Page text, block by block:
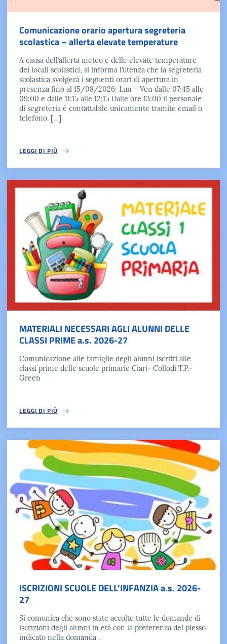
Comunicazione orario apertura segreteria
scolastica – allerta elevate temperature
A causa dell’allerta meteo e delle elevate temperature
dei locali scolastici, si informa l’utenza che la segreteria
scolastica svolgerà i seguenti orari di apertura in
presenza fino al 15/08/2026: Lun – Ven dalle 07:45 alle
09:00 e dalle 11:15 alle 12:15 Dalle ore 13:00 il personale
di segreteria è contattabile unicamente tramite email o
telefono. […]
LEGGI DI PIÙ
MATERIALI NECESSARI AGLI ALUNNI DELLE
CLASSI PRIME a.s. 2026-27
Comunicazione alle famiglie degli alunni iscritti alle
classi prime delle scuole primarie Ciari- Collodi T.P.-
Green
LEGGI DI PIÙ
ISCRIZIONI SCUOLE DELL’INFANZIA a.s. 2026-
27
Si comunica che sono state accolte tutte le domande di
iscrizioni degli alunni in età con la preferenza del plesso
indicato nella domanda .